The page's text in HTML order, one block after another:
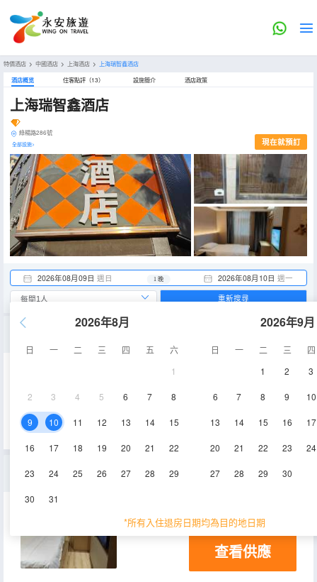
特價酒店 > 中國酒店 > 上海酒店 > 上海瑞智鑫酒店
酒店概览 住客點評（13） 設施簡介 酒店政策
上海瑞智鑫酒店
綠楊路286號
全部設施> 現在就預訂
2026年08月09日 週日 2026年08月10日 週一
1 晚
2026年8月
日 一 二 三 四 五
六
1
2 3 4 5 6 7 8
9 10 11 12 13 14 15
16 17 18 19 20 21 22
23 24 25 26 27 28 29
30 31
2026年9月
日 一 二 三
四
1
2 3
6 7 8 9 10
13 14 15 16 17
20 21 22 23 24
27 28 29 30
*所有入住退房日期均為目的地日期
重新搜尋
輕奢大床房
10㎡ 1層
查看供應